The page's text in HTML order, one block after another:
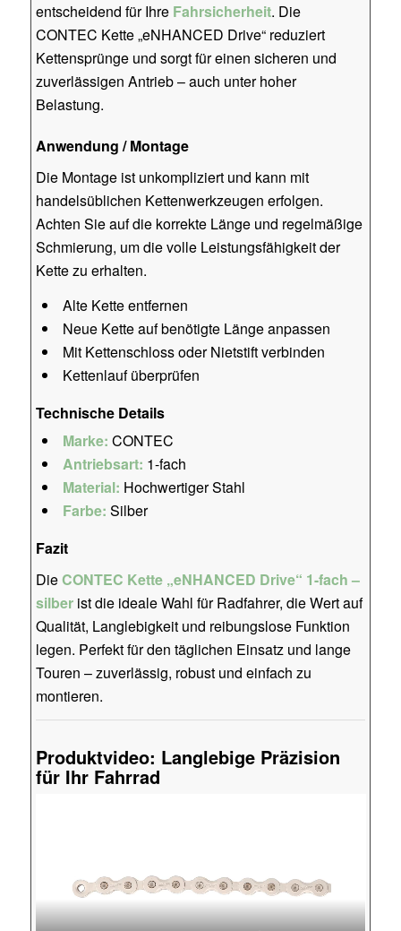
entscheidend für Ihre Fahrsicherheit. Die
CONTEC Kette „eNHANCED Drive“ reduziert
Kettensprünge und sorgt für einen sicheren und
zuverlässigen Antrieb – auch unter hoher
Belastung.
Anwendung / Montage
Die Montage ist unkompliziert und kann mit
handelsüblichen Kettenwerkzeugen erfolgen.
Achten Sie auf die korrekte Länge und regelmäßige
Schmierung, um die volle Leistungsfähigkeit der
Kette zu erhalten.
Alte Kette entfernen
Neue Kette auf benötigte Länge anpassen
Mit Kettenschloss oder Nietstift verbinden
Kettenlauf überprüfen
Technische Details
Marke: CONTEC
Antriebsart: 1-fach
Material: Hochwertiger Stahl
Farbe: Silber
Fazit
DieCONTEC Kette „eNHANCED Drive“ 1-fach –
silberist die ideale Wahl für Radfahrer, die Wert auf
Qualität, Langlebigkeit und reibungslose Funktion
legen. Perfekt für den täglichen Einsatz und lange
Touren – zuverlässig, robust und einfach zu
montieren.
Produktvideo: Langlebige Präzision
für Ihr Fahrrad